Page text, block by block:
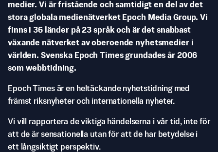
medier. Vi är fristående och samtidigt en del av det
stora globala medienätverket Epoch Media Group. Vi
finns i 36 länder på 23 språk och är det snabbast
växande nätverket av oberoende nyhetsmedier i
världen. Svenska Epoch Times grundades år 2006
som webbtidning.
Epoch Times är en heltäckande nyhetstidning med
främst riksnyheter och internationella nyheter.
Vi vill rapportera de viktiga händelserna i vår tid, inte för
att de är sensationella utan för att de har betydelse i
ett långsiktigt perspektiv.